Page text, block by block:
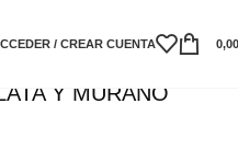
/ CREAR CUENTA
Y MURANO